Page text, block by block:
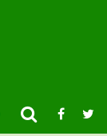
НОВОСТИ